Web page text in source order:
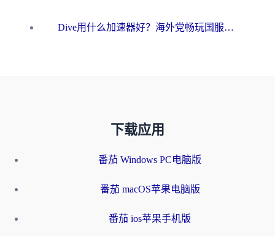
Dive用什么加速器好？海外党畅玩国服游戏的终极避坑指南
下载应用
番茄 Windows PC电脑版
番茄 macOS苹果电脑版
番茄 ios苹果手机版